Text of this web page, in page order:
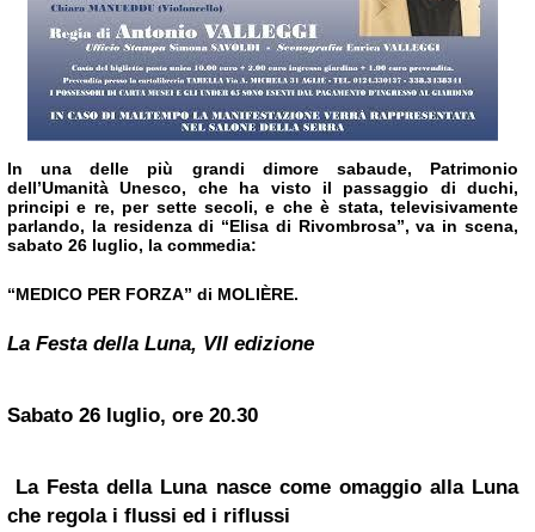
In una delle più grandi dimore sabaude, Patrimonio
dell’Umanità Unesco, che ha visto il passaggio di duchi,
principi e re, per sette secoli, e che è stata, televisivamente
parlando, la residenza di “Elisa di Rivombrosa”, va in scena,
sabato 26 luglio, la commedia:
“MEDICO PER FORZA” di MOLIÈRE.
La Festa della Luna, VII edizione
Sabato 26 luglio, ore 20.30
La Festa della Luna nasce come omaggio alla Luna
che regola i flussi ed i riflussi